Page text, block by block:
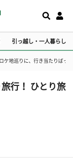
引っ越し・一人暮らし
ロケ地巡りに、行き当たりばっ
行！ ひとり旅